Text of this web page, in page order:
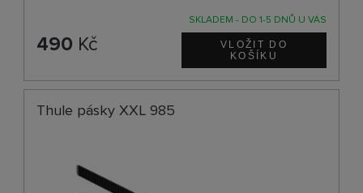
SKLADEM - DO 1-5 DNŮ U VÁS
490 Kč
Thule pásky XXL 985